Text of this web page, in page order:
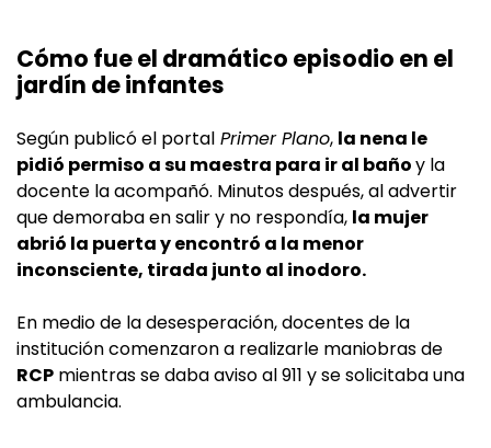
Cómo fue el dramático episodio en el
jardín de infantes
Según publicó el portal Primer Plano, la nena le
pidió permiso a su maestra para ir al bañoy la
docente la acompañó. Minutos después, al advertir
que demoraba en salir y no respondía, la mujer
abrió la puerta y encontró a la menor
inconsciente, tirada junto al inodoro.
En medio de la desesperación, docentes de la
institución comenzaron a realizarle maniobras de
RCP mientras se daba aviso al 911 y se solicitaba una
ambulancia.